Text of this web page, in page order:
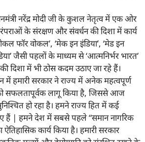
नरेंद्र मोदी जी के कुशल नेतृत्व में एक ओर
के संरक्षण और संवर्धन की दिशा में कार्य
फॉर वोकल’, ‘मेक इन इंडिया’, ‘मेड इन
जैसी पहलों के माध्यम से ‘आत्मनिर्भर भारत’
दिशा में भी ठोस कदम उठाए जा रहे हैं।
में हमारी सरकार ने राज्य में अनेक महत्वपूर्ण
सफलतापूर्वक लागू किया है, जिससे आज
हो रहा है। हमने राज्य हित में कई
हैं | हमने देश में सबसे पहले “समान नागरिक
कार्य किया है। हमारी सरकार